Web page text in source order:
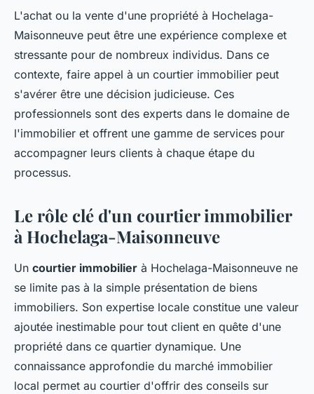
L'achat ou la vente d'une propriété à Hochelaga-
Maisonneuve peut être une expérience complexe et
stressante pour de nombreux individus. Dans ce
contexte, faire appel à un courtier immobilier peut
s'avérer être une décision judicieuse. Ces
professionnels sont des experts dans le domaine de
l'immobilier et offrent une gamme de services pour
accompagner leurs clients à chaque étape du
processus.
Le rôle clé d'un courtier immobilier
à Hochelaga-Maisonneuve
Un courtier immobilier à Hochelaga-Maisonneuve ne
se limite pas à la simple présentation de biens
immobiliers. Son expertise locale constitue une valeur
ajoutée inestimable pour tout client en quête d'une
propriété dans ce quartier dynamique. Une
connaissance approfondie du marché immobilier
local permet au courtier d'offrir des conseils sur